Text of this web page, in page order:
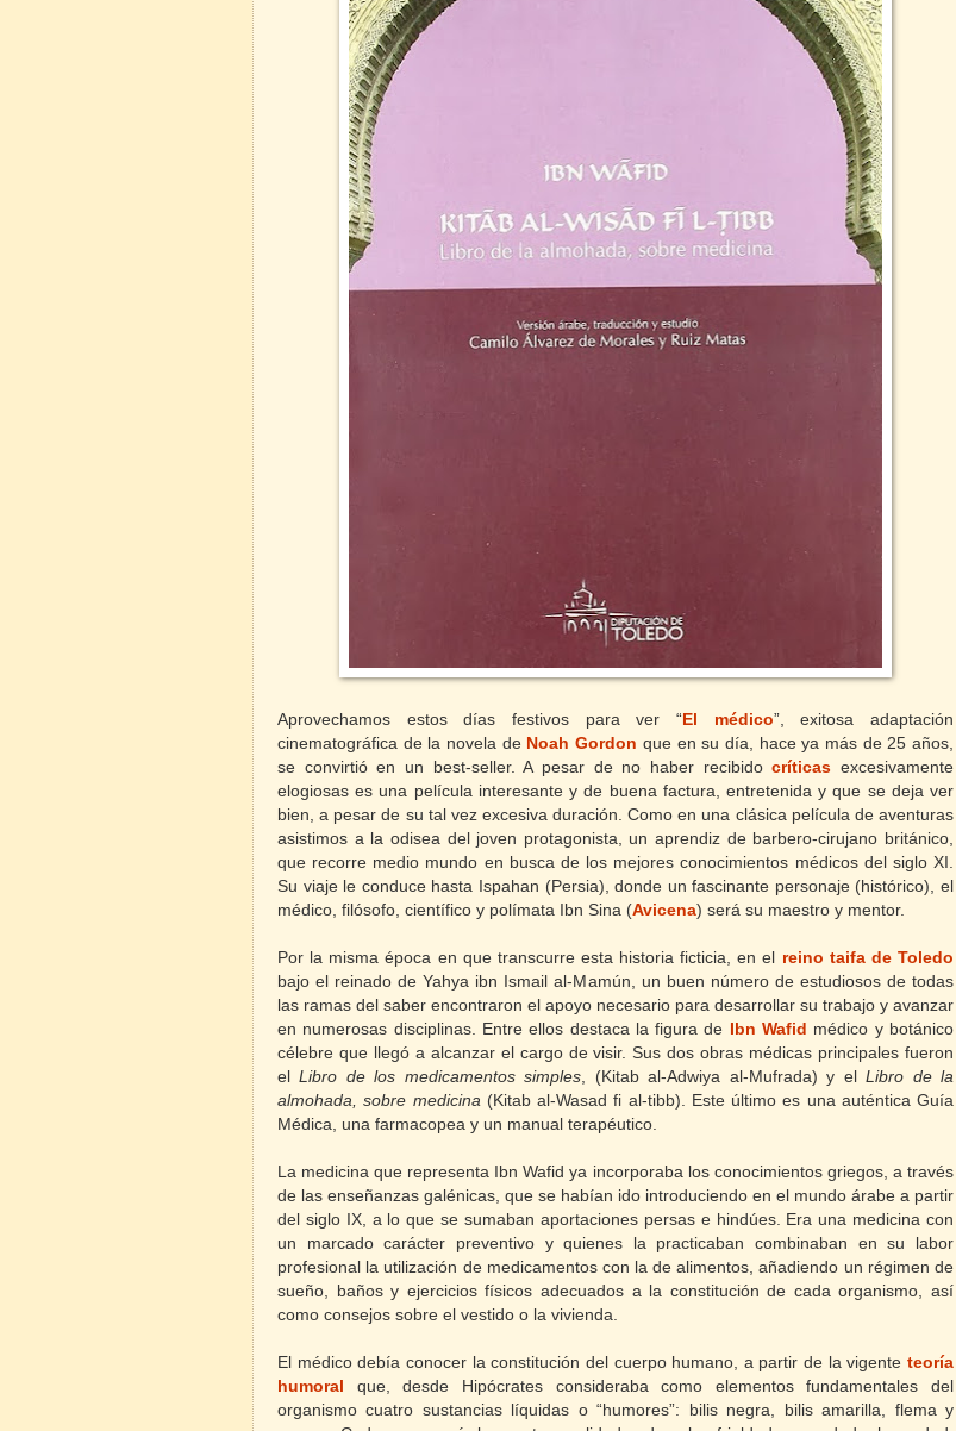
Aprovechamos estos días festivos para ver “ El médico”, exitosa adaptación
cinematográfica de la novela de Noah Gordon que en su día, hace ya más de 25 años,
se convirtió en un best-seller. A pesar de no haber recibidocríticas excesivamente
elogiosas es una película interesante y de buena factura, entretenida y que se deja ver
bien, a pesar de su tal vez excesiva duración. Como en una clásica película de aventuras
asistimos a la odisea del joven protagonista, un aprendiz de barbero-cirujano británico,
que recorre medio mundo en busca de los mejores conocimientos médicos del siglo XI.
Su viaje le conduce hasta Ispahan (Persia), donde un fascinante personaje (histórico), el
médico, filósofo, científico y polímata Ibn Sina (Avicena) será su maestro y mentor.
Por la misma época en que transcurre esta historia ficticia, en el reino taifa de Toledo
bajo el reinado de Yahya ibn Ismail al-Mamún, un buen número de estudiosos de todas
las ramas del saber encontraron el apoyo necesario para desarrollar su trabajo y avanzar
en numerosas disciplinas. Entre ellos destaca la figura de
Ibn Wafid médico y botánico
célebre que llegó a alcanzar el cargo de visir. Sus dos obras médicas principales fueron
elLibro de los medicamentos simples , (Kitab al-Adwiya al-Mufrada) y el
Libro de la
almohada, sobre medicina (Kitab al-Wasad fi al-tibb). Este último es una auténtica Guía
Médica, una farmacopea y un manual terapéutico.
La medicina que representa Ibn Wafid ya incorporaba los conocimientos griegos, a través
de las enseñanzas galénicas, que se habían ido introduciendo en el mundo árabe a partir
del siglo IX, a lo que se sumaban aportaciones persas e hindúes. Era una medicina con
un marcado carácter preventivo y quienes la practicaban combinaban en su labor
profesional la utilización de medicamentos con la de alimentos, añadiendo un régimen de
sueño, baños y ejercicios físicos adecuados a la constitución de cada organismo, así
como consejos sobre el vestido o la vivienda.
El médico debía conocer la constitución del cuerpo humano, a partir de la vigente teoría
humoral
que, desde Hipócrates consideraba como elementos fundamentales del
organismo cuatro sustancias líquidas o “humores”: bilis negra, bilis amarilla, flema y